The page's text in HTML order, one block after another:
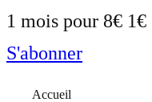
1 mois pour 8€ 1€
S'abonner
Accueil